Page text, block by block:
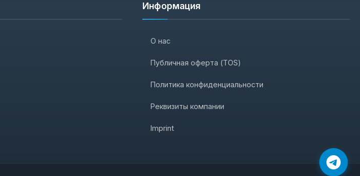
Информация
О нас
Публичная оферта (TOS)
Политика конфиденциальности
Реквизиты компании
Imprint